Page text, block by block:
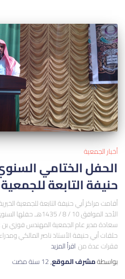
أخبار الجمعية
الحفل الختامي
حنيفة التابعة للجمعية
أقامت مراكز أبي حنيفة التابعة للجمعية
سعادة مدير عام الجمعية المهندس فوزي بن
حلقات أبي حنيفة الأستاذ ناصر المالكي
فقرات عدة من اقرأ المزيد
بواسطةمشرف الموقع,12 سنة مضت